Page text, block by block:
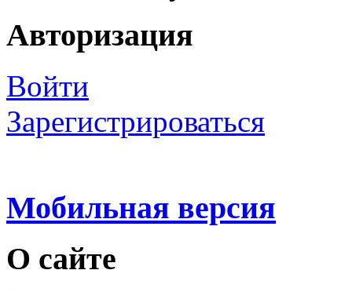
Авторизация
Войти
Зарегистрироваться
Мобильная версия
О сайте